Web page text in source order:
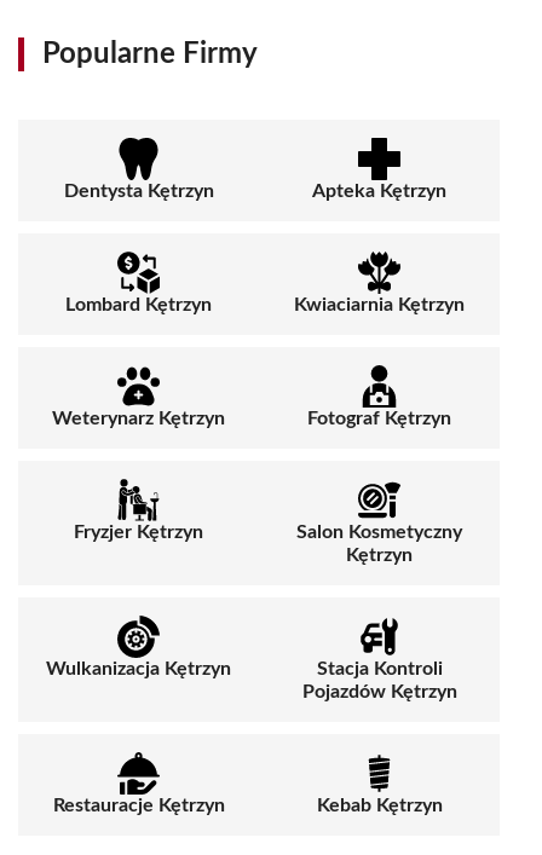
Popularne Firmy
Dentysta Kętrzyn Apteka Kętrzyn
Lombard Kętrzyn Kwiaciarnia Kętrzyn
Weterynarz Kętrzyn Fotograf Kętrzyn
Fryzjer Kętrzyn
Salon Kosmetyczny
Kętrzyn
Wulkanizacja Kętrzyn
Stacja Kontroli
Pojazdów Kętrzyn
Restauracje Kętrzyn Kebab Kętrzyn